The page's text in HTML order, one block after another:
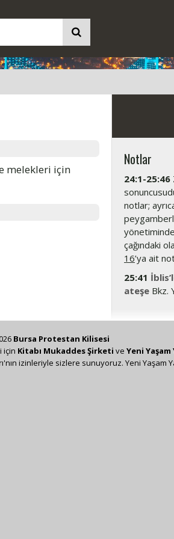
melekleri için
Notlar
24:1-25:46
notlar;
çağındaki
16’ya ait
25:41
ateşe Bkz.
Bursa Protestan Kilisesi
için Kitabı Mukaddes Şirketi ve Yeni Yaşam
izinleriyle sizlere sunuyoruz. Yeni Yaşam